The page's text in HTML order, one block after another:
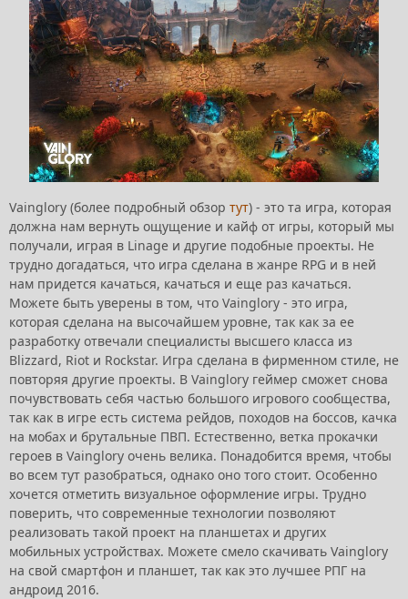
Vainglory (более подробный обзор тут) - это та игра, которая
должна нам вернуть ощущение и кайф от игры, который мы
получали, играя в Linage и другие подобные проекты. Не
трудно догадаться, что игра сделана в жанре RPG и в ней
нам придется качаться, качаться и еще раз качаться.
Можете быть уверены в том, что Vainglory - это игра,
которая сделана на высочайшем уровне, так как за ее
разработку отвечали специалисты высшего класса из
Blizzard, Riot и Rockstar. Игра сделана в фирменном стиле, не
повторяя другие проекты. В Vainglory геймер сможет снова
почувствовать себя частью большого игрового сообщества,
так как в игре есть система рейдов, походов на боссов, качка
на мобах и брутальные ПВП. Естественно, ветка прокачки
героев в Vainglory очень велика. Понадобится время, чтобы
во всем тут разобраться, однако оно того стоит. Особенно
хочется отметить визуальное оформление игры. Трудно
поверить, что современные технологии позволяют
реализовать такой проект на планшетах и других
мобильных устройствах. Можете смело скачивать Vainglory
на свой смартфон и планшет, так как это лучшее РПГ на
андроид 2016.